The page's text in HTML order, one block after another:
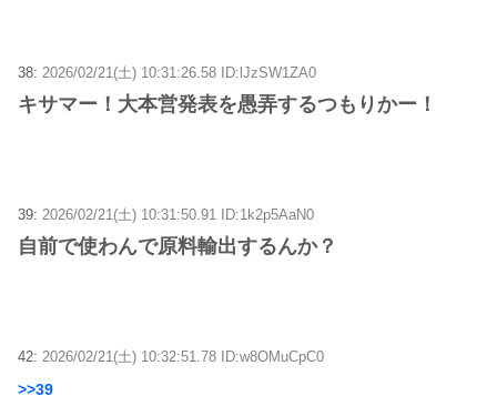
38: 2026/02/21(土) 10:31:26.58 ID:lJzSW1ZA0
キサマー！大本営発表を愚弄するつもりかー！
39: 2026/02/21(土) 10:31:50.91 ID:1k2p5AaN0
自前で使わんで原料輸出するんか？
42: 2026/02/21(土) 10:32:51.78 ID:w8OMuCpC0
>>39